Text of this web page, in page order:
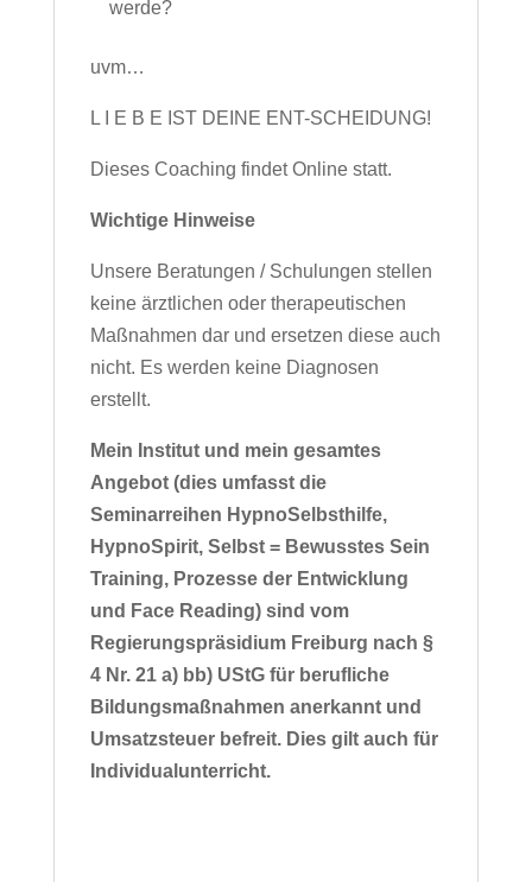
werde?
uvm…
L I E B E IST DEINE ENT-SCHEIDUNG!
Dieses Coaching findet Online statt.
Wichtige Hinweise
Unsere Beratungen / Schulungen stellen
keine ärztlichen oder therapeutischen
Maßnahmen dar und ersetzen diese auch
nicht. Es werden keine Diagnosen
erstellt.
Mein Institut und mein gesamtes
Angebot (dies umfasst die
Seminarreihen HypnoSelbsthilfe,
HypnoSpirit, Selbst = Bewusstes Sein
Training, Prozesse der Entwicklung
und Face Reading) sind vom
Regierungspräsidium Freiburg nach §
4 Nr. 21 a) bb) UStG für berufliche
Bildungsmaßnahmen anerkannt und
Umsatzsteuer befreit. Dies gilt auch für
Individualunterricht.